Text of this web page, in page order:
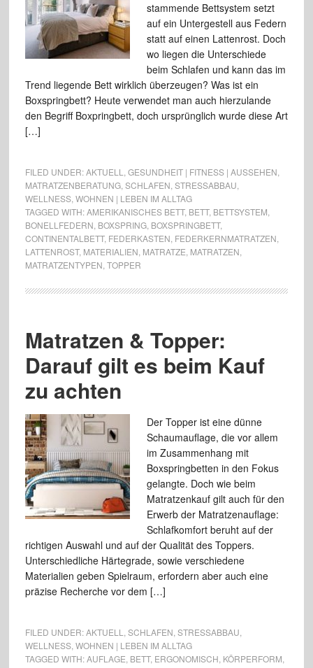
stammende Bettsystem setzt
auf ein Untergestell aus Federn
statt auf einen Lattenrost. Doch
wo liegen die Unterschiede
beim Schlafen und kann das im
Trend liegende Bett wirklich überzeugen? Was ist ein
Boxspringbett? Heute verwendet man auch hierzulande
den Begriff Boxpringbett, doch ursprünglich wurde diese Art
[…]
FILED UNDER:AKTUELL GESUNDHEIT | FITNESS | AUSSEHEN
MATRATZENBERATUNG, SCHLAFEN STRESSABBAU
WELLNESS, WOHNEN | LEBEN IM ALLTAG
TAGGED WITH:AMERIKANISCHES BETT, BETT, BETTSYSTEM
BONELLFEDERN BOXSPRING, BOXSPRINGBETT,
CONTINENTALBETT, FEDERKASTEN FEDERKERNMATRATZEN
LATTENROST, MATERIALIEN MATRATZE MATRATZEN
MATRATZENTYPEN TOPPER
Matratzen & Topper:
Darauf gilt es beim Kauf
zu achten
Der Topper ist eine dünne
Schaumauflage, die vor allem
im Zusammenhang mit
Boxspringbetten in den Fokus
gelangte. Doch wie beim
Matratzenkauf gilt auch für den
Erwerb der Matratzenauflage:
Schlafkomfort beruht auf der
richtigen Auswahl und auf der Qualität des Toppers.
Unterschiedliche Härtegrade, sowie verschiedene
Materialien geben Spielraum, erfordern aber auch eine
präzise Recherche vor dem […]
FILED UNDER:AKTUELL SCHLAFEN STRESSABBAU
WELLNESS, WOHNEN | LEBEN IM ALLTAG
TAGGED WITH:AUFLAGE BETT, ERGONOMISCH KÖRPERFORM